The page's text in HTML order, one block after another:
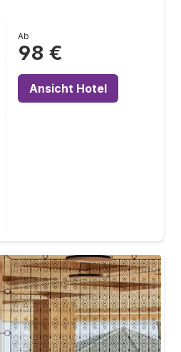
Ab
98 €
Ansicht Hotel